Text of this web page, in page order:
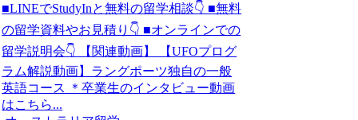
■LINEでStudyInと無料の留学相談👇 ■無料
の留学資料やお見積り👇 ■オンラインでの
留学説明会👇 【関連動画】 【UFOプログ
ラム解説動画】ラングポーツ独自の一般
英語コース ＊卒業生のインタビュー動画
はこちら...